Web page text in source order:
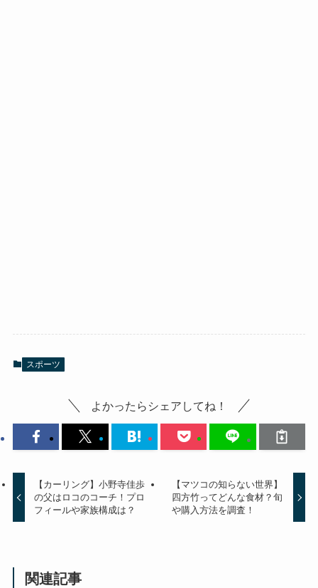
スポーツ
よかったらシェアしてね！
【カーリング】小野寺佳歩
の父はロコのコーチ！プロ
フィールや家族構成は？
【マツコの知らない世界】
四方竹ってどんな食材？旬
や購入方法を調査！
関連記事